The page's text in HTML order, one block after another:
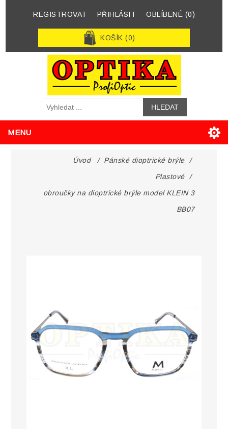
REGISTROVAT PŘIHLÁSIT OBLÍBENÉ (0)
KOŠÍK (0)
MENU
Úvod / Pánské dioptrické brýle /
Plastové /
obroučky na dioptrické brýle model KLEIN 3
BB07